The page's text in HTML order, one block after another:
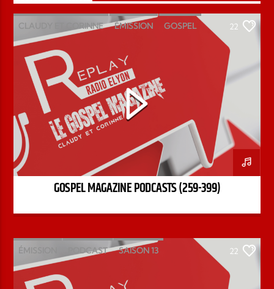
CLAUDY ET CORINNE ÉMISSION GOSPEL
MAGAZINE
22
GOSPEL MAGAZINE PODCASTS (259-399)
ÉMISSION PODCAST SAISON 13
STÉPHANE CHANDONNET
22